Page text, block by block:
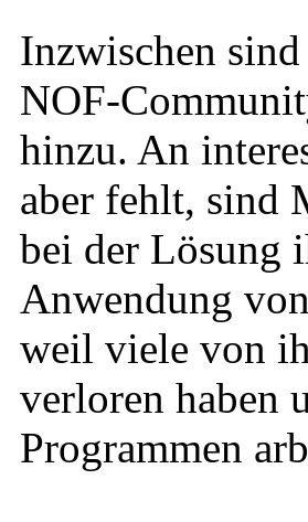
Inzwischen
NOF-
hinzu. An
aber fehlt, sind
bei der Lösung
Anwendung
weil viele von
verloren haben
Programmen